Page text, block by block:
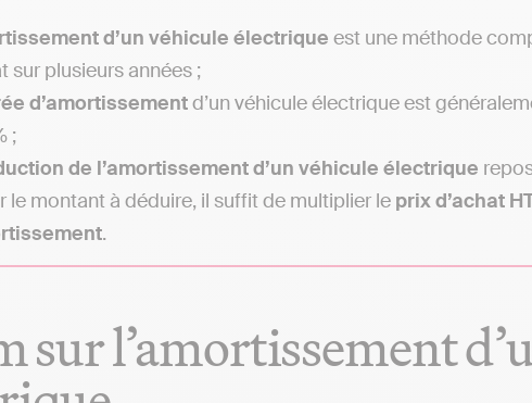
d’un véhicule électrique est une méthode
sur plusieurs années ;
d’amortissementd’un véhicule électrique est
;
de l’amortissement d’un véhicule électrique
le montant à déduire, il suffit de multiplier le prix d’achat
.
sur l’amortissement